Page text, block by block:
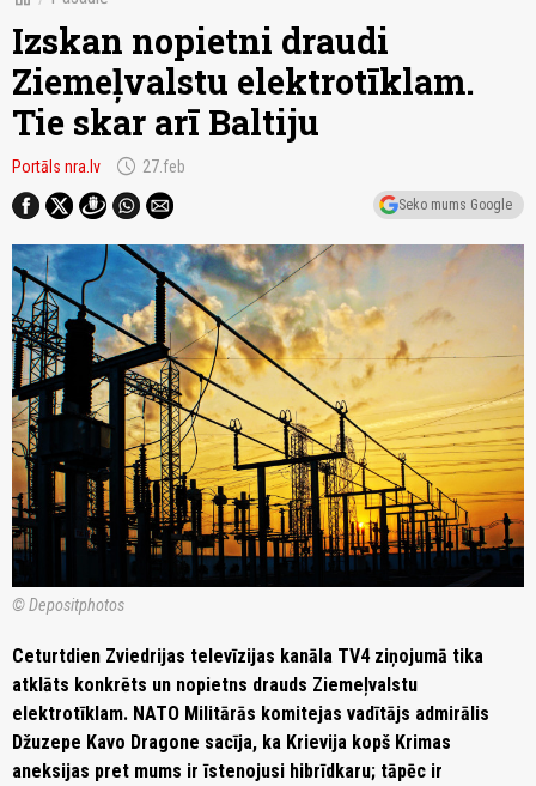
Izskan nopietni draudi
Ziemeļvalstu elektrotīklam.
Tie skar arī Baltiju
Portāls nra.lv schedule 27.feb
Seko mums Google
© Depositphotos
Ceturtdien Zviedrijas televīzijas kanāla TV4 ziņojumā tika
atklāts konkrēts un nopietns drauds Ziemeļvalstu
elektrotīklam. NATO Militārās komitejas vadītājs admirālis
Džuzepe Kavo Dragone sacīja, ka Krievija kopš Krimas
aneksijas pret mums ir īstenojusi hibrīdkaru; tāpēc ir